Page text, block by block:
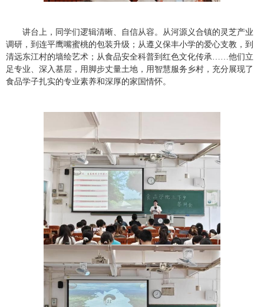
讲台上，同学们逻辑清晰、自信从容。从河源义合镇的灵芝产业
调研，到连平鹰嘴蜜桃的包装升级；从遵义保丰小学的爱心支教，到
清远东江村的墙绘艺术；从食品安全科普到红色文化传承……他们立
足专业、深入基层，用脚步丈量土地，用智慧服务乡村，充分展现了
食品学子扎实的专业素养和深厚的家国情怀。